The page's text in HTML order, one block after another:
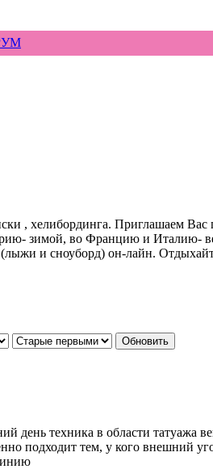
, хелибординга. Приглашаем
зимой, во Францию и Италию-
и сноуборд) он-лайн.
день техника в области татуажа
подходит тем, у кого внешний